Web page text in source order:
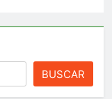
BUSCAR